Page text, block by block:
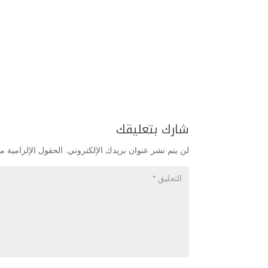
شارك بتعليقك
لن يتم نشر عنوان بريدك الإلكتروني. الحقول الإلزامية